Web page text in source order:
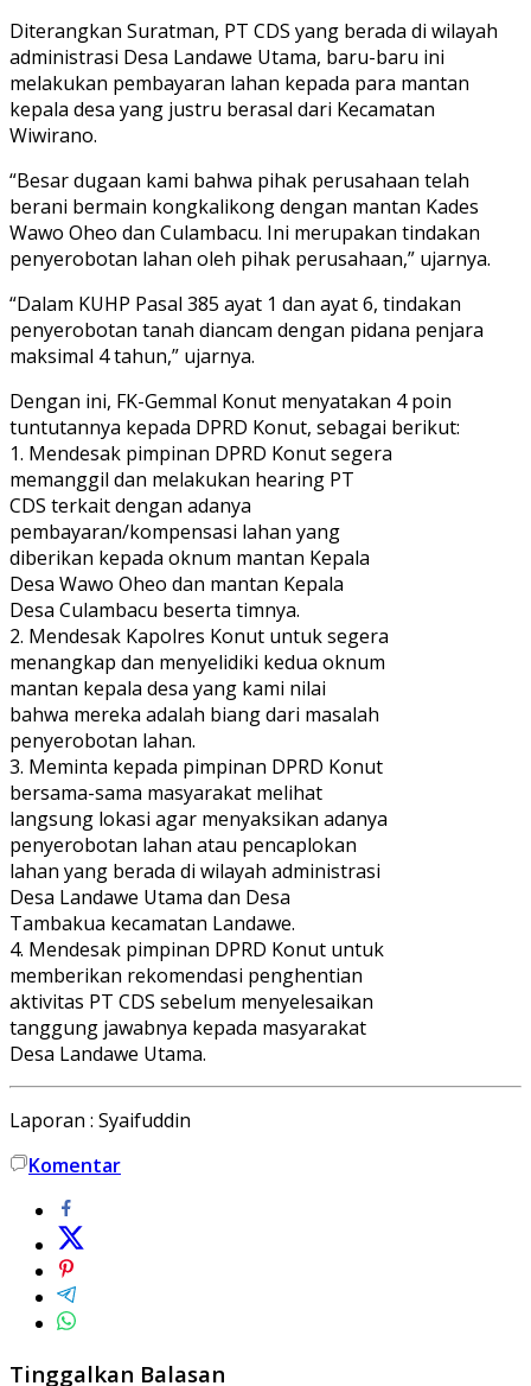
Diterangkan Suratman, PT CDS yang berada di wilayah
administrasi Desa Landawe Utama, baru-baru ini
melakukan pembayaran lahan kepada para mantan
kepala desa yang justru berasal dari Kecamatan
Wiwirano.
“Besar dugaan kami bahwa pihak perusahaan telah
berani bermain kongkalikong dengan mantan Kades
Wawo Oheo dan Culambacu. Ini merupakan tindakan
penyerobotan lahan oleh pihak perusahaan,” ujarnya.
“Dalam KUHP Pasal 385 ayat 1 dan ayat 6, tindakan
penyerobotan tanah diancam dengan pidana penjara
maksimal 4 tahun,” ujarnya.
Dengan ini, FK-Gemmal Konut menyatakan 4 poin
tuntutannya kepada DPRD Konut, sebagai berikut:
1. Mendesak pimpinan DPRD Konut segera
memanggil dan melakukan hearing PT
CDS terkait dengan adanya
pembayaran/kompensasi lahan yang
diberikan kepada oknum mantan Kepala
Desa Wawo Oheo dan mantan Kepala
Desa Culambacu beserta timnya.
2. Mendesak Kapolres Konut untuk segera
menangkap dan menyelidiki kedua oknum
mantan kepala desa yang kami nilai
bahwa mereka adalah biang dari masalah
penyerobotan lahan.
3. Meminta kepada pimpinan DPRD Konut
bersama-sama masyarakat melihat
langsung lokasi agar menyaksikan adanya
penyerobotan lahan atau pencaplokan
lahan yang berada di wilayah administrasi
Desa Landawe Utama dan Desa
Tambakua kecamatan Landawe.
4. Mendesak pimpinan DPRD Konut untuk
memberikan rekomendasi penghentian
aktivitas PT CDS sebelum menyelesaikan
tanggung jawabnya kepada masyarakat
Desa Landawe Utama.
Laporan : Syaifuddin
Komentar
Tinggalkan Balasan